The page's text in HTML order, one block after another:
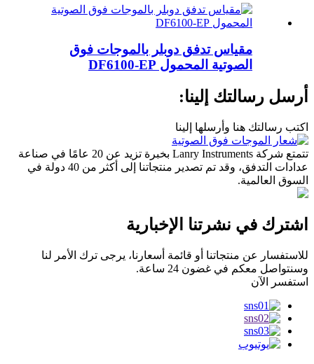
مقياس تدفق دوبلر بالموجات فوق
الصوتية المحمول DF6100-EP
أرسل رسالتك إلينا:
اكتب رسالتك هنا وأرسلها إلينا
تتمتع شركة Lanry Instruments بخبرة تزيد عن 20 عامًا في صناعة
عدادات التدفق، وقد تم تصدير منتجاتنا إلى أكثر من 40 دولة في
السوق العالمية.
اشترك في نشرتنا الإخبارية
للاستفسار عن منتجاتنا أو قائمة أسعارنا، يرجى ترك الأمر لنا
وسنتواصل معكم في غضون 24 ساعة.
استفسر الآن